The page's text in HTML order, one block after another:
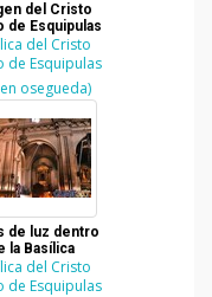
del Cristo
de Esquipulas
del Cristo
de Esquipulas
osegueda)
de luz dentro
la Basílica
del Cristo
de Esquipulas